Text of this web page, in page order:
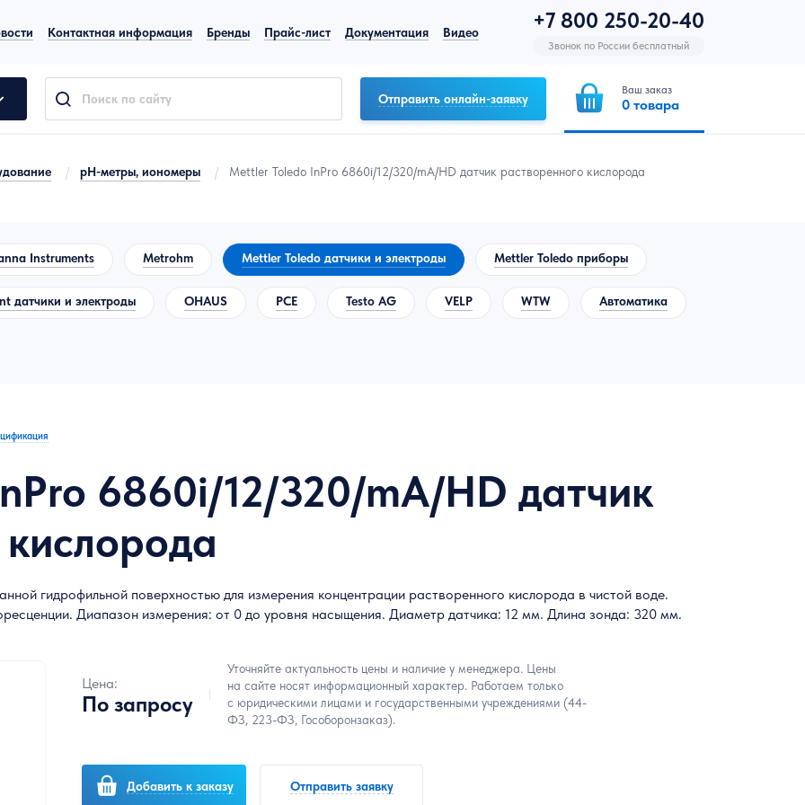
Контактная информация Бренды Прайс-лист Документация Видео +7 800 250-20-40
Звонок по России бесплатный
Отправить онлайн-заявку
Ваш заказ
0 товара
/ pH-метры, иономеры / Mettler Toledo InPro 6860i/12/320/mA/HD датчик растворенного кислорода
Instruments Metrohm Mettler Toledo датчики и электроды Mettler Toledo приборы
датчики и электроды OHAUS PCE Testo AG VELP WTW Автоматика
6860i/12/320/mA/HD датчик
гидрофильной поверхностью для измерения концентрации растворенного кислорода в чистой воде.
Диапазон измерения: от 0 до уровня насыщения. Диаметр датчика: 12 мм. Длина зонда: 320 мм.
Цена:
По запросу
Уточняйте актуальность цены и наличие у менеджера. Цены
на сайте носят информационный характер. Работаем только
с юридическими лицами и государственными учреждениями (44-
ФЗ, 223-ФЗ, Гособоронзаказ).
Добавить к заказу Отправить заявку